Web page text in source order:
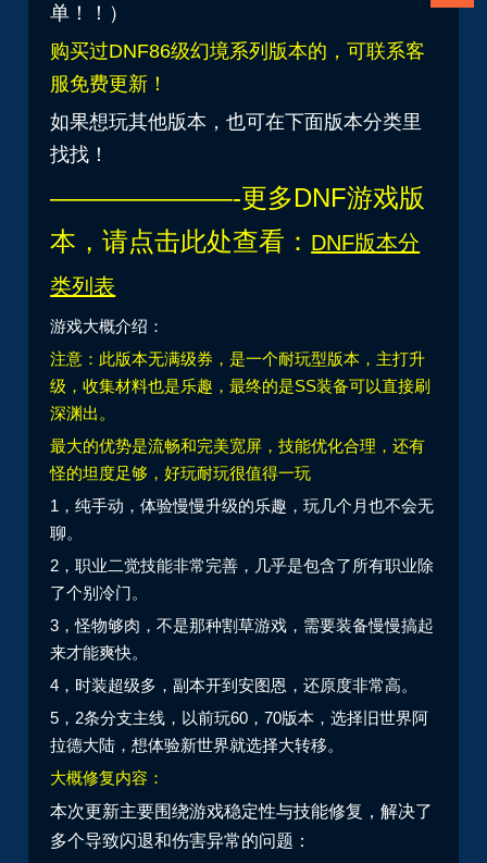
单！！）
购买过DNF86级幻境系列版本的，可联系客
服免费更新！
如果想玩其他版本，也可在下面版本分类里
找找！
———————-更多DNF游戏版
本，请点击此处查看： DNF版本分
类列表
游戏大概介绍：
注意：此版本无满级券，是一个耐玩型版本，主打升
级，收集材料也是乐趣，最终的是SS装备可以直接刷
深渊出。
最大的优势是流畅和完美宽屏，技能优化合理，还有
怪的坦度足够，好玩耐玩很值得一玩
1，纯手动，体验慢慢升级的乐趣，玩几个月也不会无
聊。
2，职业二觉技能非常完善，几乎是包含了所有职业除
了个别冷门。
3，怪物够肉，不是那种割草游戏，需要装备慢慢搞起
来才能爽快。
4，时装超级多，副本开到安图恩，还原度非常高。
5，2条分支主线，以前玩60，70版本，选择旧世界阿
拉德大陆，想体验新世界就选择大转移。
大概修复内容：
本次更新主要围绕游戏稳定性与技能修复，解决了
多个导致闪退和伤害异常的问题：